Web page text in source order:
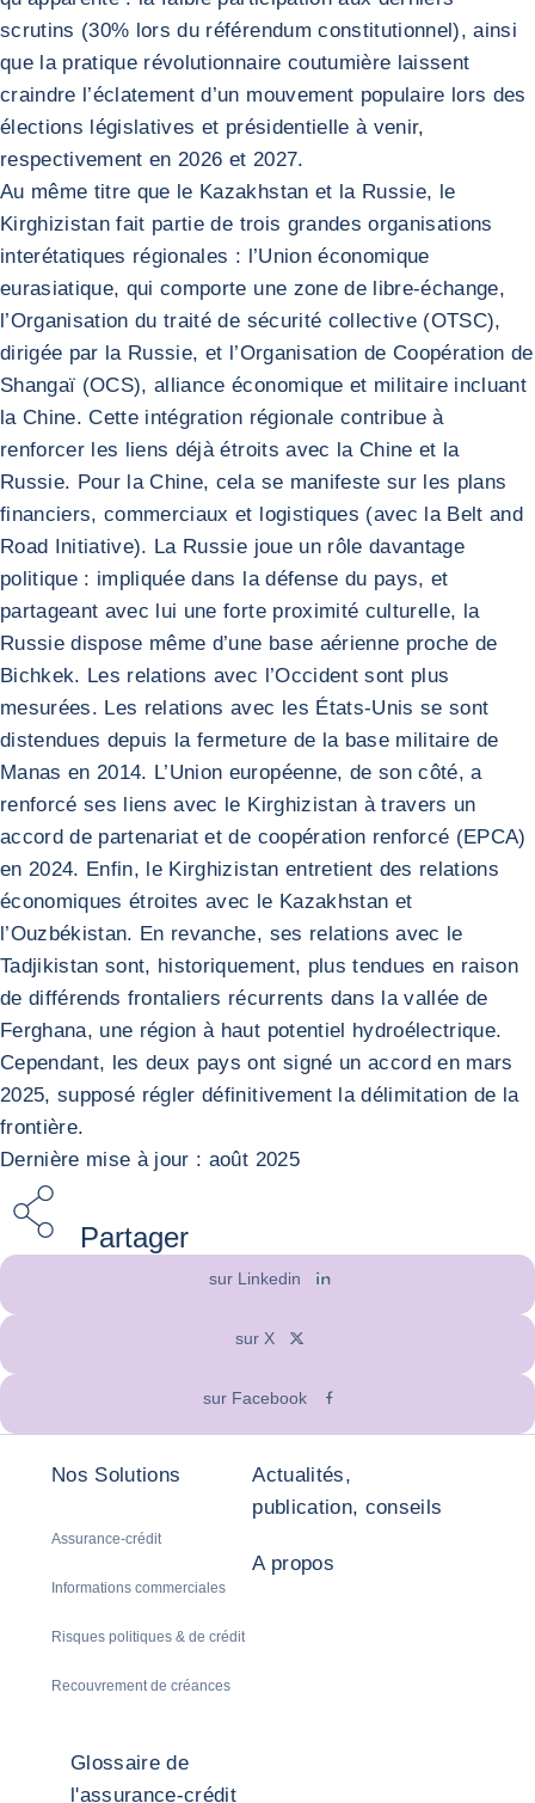
scrutins (30% lors du référendum constitutionnel), ainsi
que la pratique révolutionnaire coutumière laissent
craindre l’éclatement d’un mouvement populaire lors des
élections législatives et présidentielle à venir,
respectivement en 2026 et 2027.
Au même titre que le Kazakhstan et la Russie, le
Kirghizistan fait partie de trois grandes organisations
interétatiques régionales : l’Union économique
eurasiatique, qui comporte une zone de libre-échange,
l’Organisation du traité de sécurité collective (OTSC),
dirigée par la Russie, et l’Organisation de Coopération de
Shangaï (OCS), alliance économique et militaire incluant
la Chine. Cette intégration régionale contribue à
renforcer les liens déjà étroits avec la Chine et la
Russie. Pour la Chine, cela se manifeste sur les plans
financiers, commerciaux et logistiques (avec la Belt and
Road Initiative). La Russie joue un rôle davantage
politique : impliquée dans la défense du pays, et
partageant avec lui une forte proximité culturelle, la
Russie dispose même d’une base aérienne proche de
Bichkek. Les relations avec l’Occident sont plus
mesurées. Les relations avec les États-Unis se sont
distendues depuis la fermeture de la base militaire de
Manas en 2014. L’Union européenne, de son côté, a
renforcé ses liens avec le Kirghizistan à travers un
accord de partenariat et de coopération renforcé (EPCA)
en 2024. Enfin, le Kirghizistan entretient des relations
économiques étroites avec le Kazakhstan et
l’Ouzbékistan. En revanche, ses relations avec le
Tadjikistan sont, historiquement, plus tendues en raison
de différends frontaliers récurrents dans la vallée de
Ferghana, une région à haut potentiel hydroélectrique.
Cependant, les deux pays ont signé un accord en mars
2025, supposé régler définitivement la délimitation de la
frontière.
Dernière mise à jour : août 2025
Partager
sur Linkedin
sur X
sur Facebook
Nos Solutions
Assurance-crédit
Informations commerciales
Risques politiques & de crédit
Recouvrement de créances
Actualités,
publication, conseils
A propos
Glossaire de
l'assurance-crédit